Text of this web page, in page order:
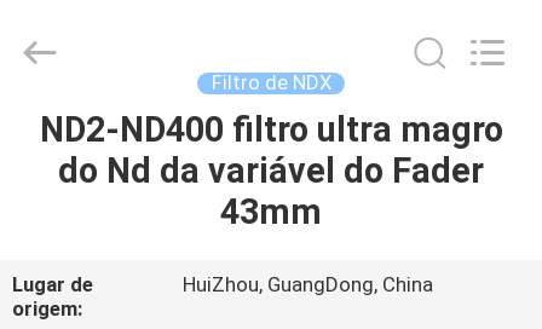
CASA
SOBRE
Technology
Ltd..
Filtro de NDX
ND2-ND400 filtro ultra magro
do Nd da variável do Fader
43mm
Lugar de
origem:
HuiZhou, GuangDong, China